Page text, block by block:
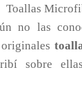
no las
sobre